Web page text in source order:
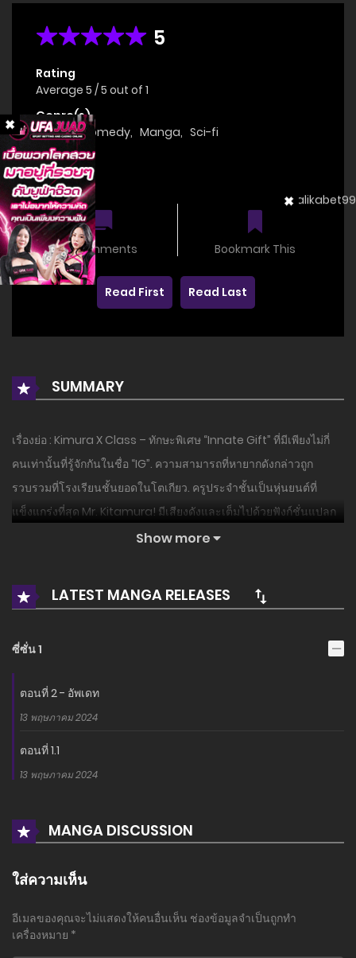
5
Rating
Average 5 /5 out of 1
Genre(s)
Action, Comedy, Manga, Sci-fi
Status
OnGoing
0 comments Bookmark This
Read First Read Last
SUMMARY
เรื่องย่อ : Kimura X Class – ทักษะพิเศษ “Innate Gift” ที่มีเพียงไม่กี่
คนเท่านั้นที่รู้จักกันในชื่อ “IG”. ความสามารถที่หายากดังกล่าวถูก
รวบรวมที่โรงเรียนชั้นยอดในโตเกียว. ครูประจําชั้นเป็นหุ่นยนต์ที่
แข็งแกร่งที่สุด Mr. Kitamura! มีเสียงดังและเต็มไปด้วยฟังก์ชั่นแปลก
ๆ… ฉันไม่เคยเห็นครูแบบนี้มาก่อน!! เขาต้องการใช้ชีวิตในโรงเรียน
เรียนสําหรับเด็กที่มีความสามารถแตกต่างกัน!!
Show more
LATEST MANGA RELEASES
ซี่ซั่น 1
ตอนที่ 2 - อัพเดท
13 พฤษภาคม 2024
ตอนที่ 1.1
13 พฤษภาคม 2024
MANGA DISCUSSION
ใส่ความเห็น
อีเมลของคุณจะไม่แสดงให้คนอื่นเห็น ช่องข้อมูลจำเป็นถูกทำ
เครื่องหมาย *